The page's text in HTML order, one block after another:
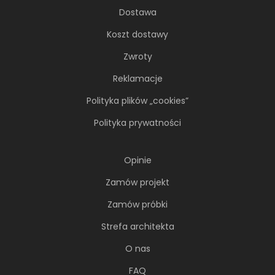
66-metrowy apartament:
Dostawa
Koszt dostawy
Zwroty
Reklamacje
Polityka plików „cookies”
Polityka prywatności
Opinie
Zamów projekt
Zamów próbki
Strefa architekta
O nas
FAQ